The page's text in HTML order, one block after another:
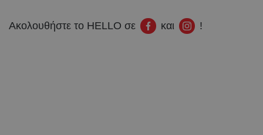
Ακολουθήστε το HELLO σε και !